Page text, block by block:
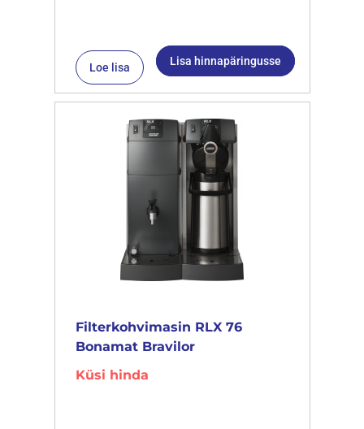
Loe lisa Lisa hinnapäringusse
Filterkohvimasin RLX 76
Bonamat Bravilor
Küsi hinda